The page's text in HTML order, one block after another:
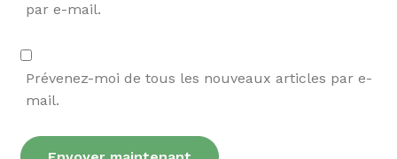
par e-mail.
Prévenez-moi de tous les nouveaux articles par e-
mail.